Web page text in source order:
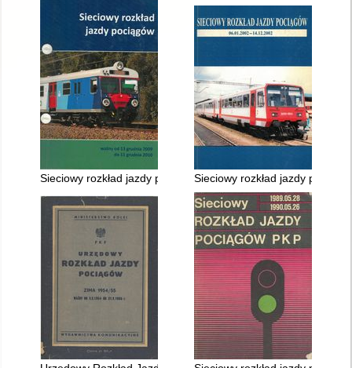
Sieciowy rozkład jazdy pociągów ważny 13.XII.2009 -
Sieciowy rozkład jazdy